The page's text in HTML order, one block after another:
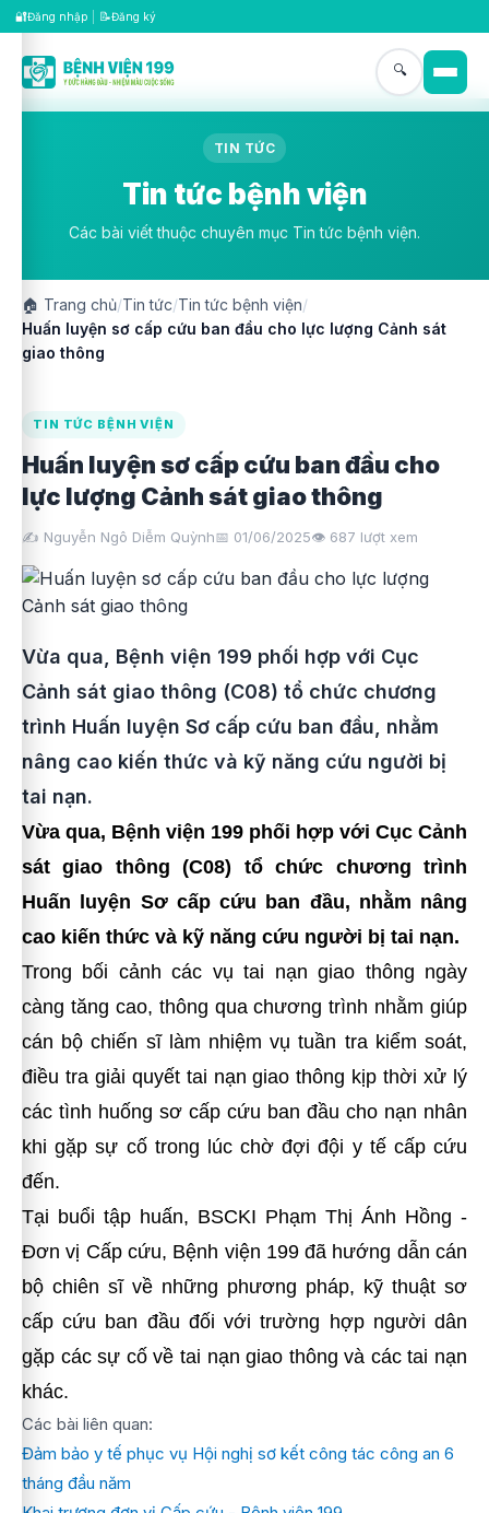
🔐Đăng nhập 📝Đăng ký
🔍
TIN TỨC
Tin tức bệnh viện
Các bài viết thuộc chuyên mục Tin tức bệnh viện.
🏠 Trang chủ/Tin tức/Tin tức bệnh viện/
Huấn luyện sơ cấp cứu ban đầu cho lực lượng Cảnh sát
giao thông
TIN TỨC BỆNH VIỆN
Huấn luyện sơ cấp cứu ban đầu cho
lực lượng Cảnh sát giao thông
✍️ Nguyễn Ngô Diễm Quỳnh📅 01/06/2025👁️ 687 lượt xem
Vừa qua, Bệnh viện 199 phối hợp với Cục
Cảnh sát giao thông (C08) tổ chức chương
trình Huấn luyện Sơ cấp cứu ban đầu, nhằm
nâng cao kiến thức và kỹ năng cứu người bị
tai nạn.
Vừa qua, Bệnh viện 199 phối hợp với Cục Cảnh
sát giao thông (C08) tổ chức chương trình
Huấn luyện Sơ cấp cứu ban đầu, nhằm nâng
cao kiến thức và kỹ năng cứu người bị tai nạn.
Trong bối cảnh các vụ tai nạn giao thông ngày
càng tăng cao, thông qua chương trình nhằm giúp
cán bộ chiến sĩ làm nhiệm vụ tuần tra kiểm soát,
điều tra giải quyết tai nạn giao thông kịp thời xử lý
các tình huống sơ cấp cứu ban đầu cho nạn nhân
khi gặp sự cố trong lúc chờ đợi đội y tế cấp cứu
đến.
Tại buổi tập huấn, BSCKI Phạm Thị Ánh Hồng -
Đơn vị Cấp cứu, Bệnh viện 199 đã hướng dẫn cán
bộ chiên sĩ về những phương pháp, kỹ thuật sơ
cấp cứu ban đầu đối với trường hợp người dân
gặp các sự cố về tai nạn giao thông và các tai nạn
khác.
Các bài liên quan:
Đảm bảo y tế phục vụ Hội nghị sơ kết công tác công an 6
tháng đầu năm